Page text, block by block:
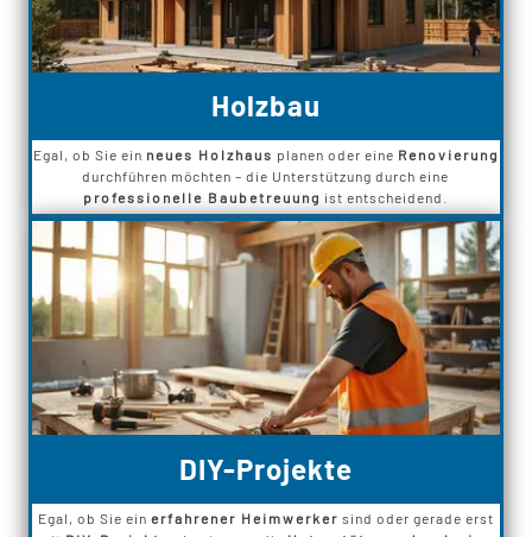
Holzbau
Egal, ob Sie ein neues Holzhaus planen oder eine Renovierung
durchführen möchten – die Unterstützung durch eine
professionelle Baubetreuung ist entscheidend.
DIY-Projekte
Egal, ob Sie ein erfahrener Heimwerker sind oder gerade erst